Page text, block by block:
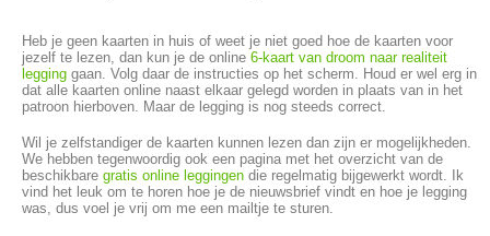
Heb je geen kaarten in huis of weet je niet goed hoe de kaarten voor
jezelf te lezen, dan kun je de online 6-kaart van droom naar realiteit
legging gaan. Volg daar de instructies op het scherm. Houd er wel erg in
dat alle kaarten online naast elkaar gelegd worden in plaats van in het
patroon hierboven. Maar de legging is nog steeds correct.
Wil je zelfstandiger de kaarten kunnen lezen dan zijn er mogelijkheden.
We hebben tegenwoordig ook een pagina met het overzicht van de
beschikbare gratis online leggingen die regelmatig bijgewerkt wordt. Ik
vind het leuk om te horen hoe je de nieuwsbrief vindt en hoe je legging
was, dus voel je vrij om me een mailtje te sturen.